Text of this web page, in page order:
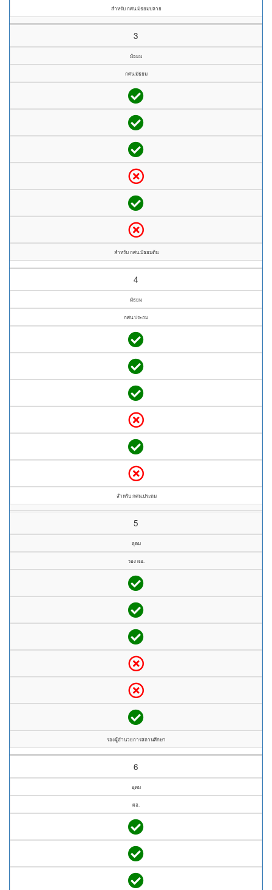
สำหรับ กศน.มัธยมปลาย
3
มัธยม
กศน.มัธยม
สำหรับ กศน.มัธยมต้น
4
มัธยม
กศน.ประถม
สำหรับ กศน.ประถม
5
อุดม
รอง ผอ.
รองผู้อำนวยการสถานศึกษา
6
อุดม
ผอ.